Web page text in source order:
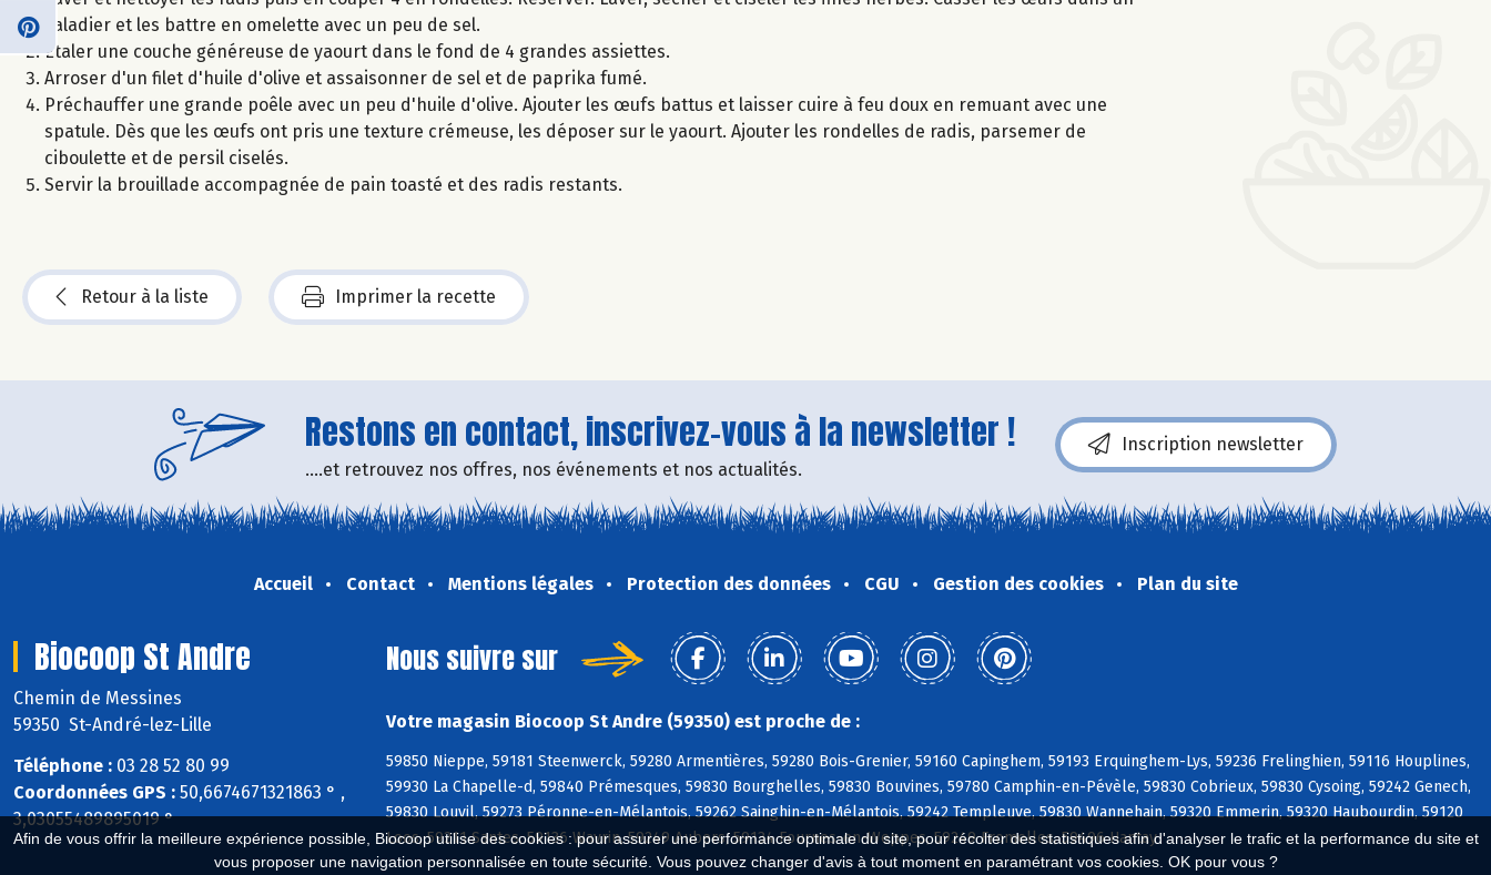
Afin de vous offrir la meilleure expérience possible, Biocoop utilise des cookies : pour assurer une performance optimale du site, pour récolter des statistiques afin d'analyser le trafic et la performance du site et
vous proposer une navigation personnalisée en toute sécurité. Vous pouvez changer d'avis à tout moment en paramétrant vos cookies. OK pour vous ?
saladier et les battre en omelette avec un peu de sel.
Étaler une couche généreuse de yaourt dans le fond de 4 grandes assiettes.
Arroser d'un filet d'huile d'olive et assaisonner de sel et de paprika fumé.
Préchauffer une grande poêle avec un peu d'huile d'olive. Ajouter les œufs battus et laisser cuire à feu doux en remuant avec une
spatule. Dès que les œufs ont pris une texture crémeuse, les déposer sur le yaourt. Ajouter les rondelles de radis, parsemer de
ciboulette et de persil ciselés.
Servir la brouillade accompagnée de pain toasté et des radis restants.
Retour à la liste Imprimer la recette
Restons en contact, inscrivez-vous à la newsletter !
....et retrouvez nos offres, nos événements et nos actualités.
Inscription newsletter
Accueil Contact Mentions légales Protection des données CGU Gestion des cookies Plan du site
Biocoop St Andre
Chemin de Messines
59350 St-André-lez-Lille
Téléphone : 03 28 52 80 99
Coordonnées GPS : 50,6674671321863 ° ,
3,03055489895019 °
Nous suivre sur
Votre magasin Biocoop St Andre (59350) est proche de :
59850 Nieppe, 59181 Steenwerck, 59280 Armentières, 59280 Bois-Grenier, 59160 Capinghem, 59193 Erquinghem-Lys, 59236 Frelinghien, 59116 Houplines,
59930 La Chapelle-d, 59840 Prémesques, 59830 Bourghelles, 59830 Bouvines, 59780 Camphin-en-Pévèle, 59830 Cobrieux, 59830 Cysoing, 59242 Genech,
59830 Louvil, 59273 Péronne-en-Mélantois, 59262 Sainghin-en-Mélantois, 59242 Templeuve, 59830 Wannehain, 59320 Emmerin, 59320 Haubourdin, 59120
Loos, 59211 Santes, 59136 Wavrin, 59249 Aubers, 59134 Fournes-en-Weppes, 59249 Fromelles, 59496 Hantay